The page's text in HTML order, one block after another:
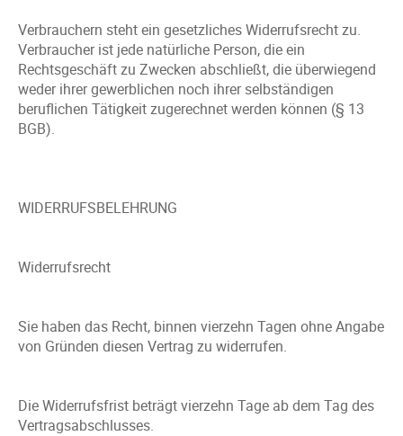
Verbrauchern steht ein gesetzliches Widerrufsrecht zu.
Verbraucher ist jede natürliche Person, die ein
Rechtsgeschäft zu Zwecken abschließt, die überwiegend
weder ihrer gewerblichen noch ihrer selbständigen
beruflichen Tätigkeit zugerechnet werden können (§ 13
BGB).
WIDERRUFSBELEHRUNG
Widerrufsrecht
Sie haben das Recht, binnen vierzehn Tagen ohne Angabe
von Gründen diesen Vertrag zu widerrufen.
Die Widerrufsfrist beträgt vierzehn Tage ab dem Tag des
Vertragsabschlusses.